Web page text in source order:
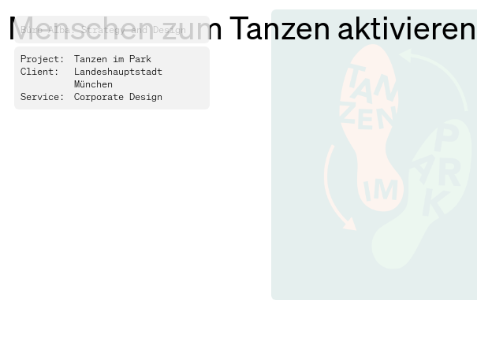
Büro Alba. Strategy and Design
Project:
Tanzen im Park
Client:
Landeshauptstadt
München
Service:
Corporate Design
Menschen zum Tanzen aktivieren